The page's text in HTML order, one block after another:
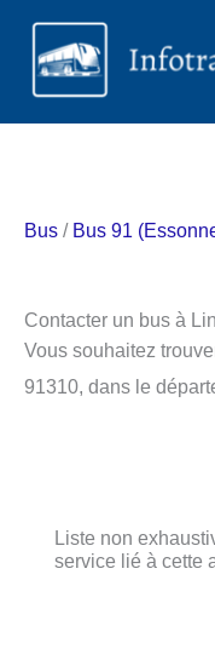
Aller
contenu
Bus / Bus 91
Contacter un bus à
Vous souhaitez
91310, dans le
Liste non
service lié à cette